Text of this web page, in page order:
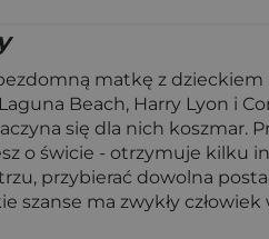
matkę z
Beach, Harry Lyon i
się dla nich koszmar.
o świcie - otrzymuje kilku
przybierać dowolna
szanse ma zwykły